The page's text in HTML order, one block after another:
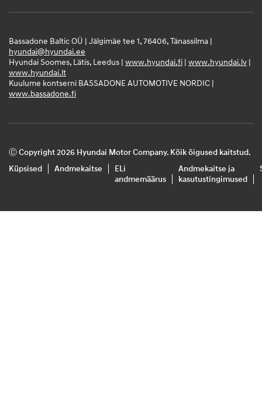
Bassadone Baltic OÜ | Jälgimäe tee 1, 76406, Tänassilma |
hyundai@hyundai.ee
Hyundai Soomes, Lätis, Leedus | www.hyundai.fi | www.hyundai.lv |
www.hyundai.lt
Kuulume kontserni BASSADONE AUTOMOTIVE NORDIC |
www.bassadone.fi
Ⓒ Copyright 2026 Hyundai Motor Company. Kõik õigused kaitstud.
Küpsised
Andmekaitse
ELi
andmemäärus
Andmekaitse ja
kasutustingimused